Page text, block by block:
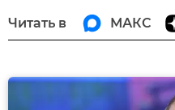
Читать в МАКС